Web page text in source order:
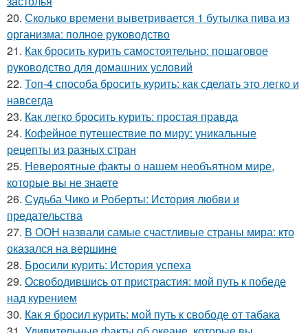
20. Сколько времени выветривается 1 бутылка пива из
организма: полное руководство
21. Как бросить курить самостоятельно: пошаговое
руководство для домашних условий
22. Топ-4 способа бросить курить: как сделать это легко и
навсегда
23. Как легко бросить курить: простая правда
24. Кофейное путешествие по миру: уникальные
рецепты из разных стран
25. Невероятные факты о нашем необъятном мире,
которые вы не знаете
26. Судьба Чико и Роберты: История любви и
предательства
27. В ООН назвали самые счастливые страны мира: кто
оказался на вершине
28. Бросили курить: История успеха
29. Освободившись от пристрастия: мой путь к победе
над курением
30. Как я бросил курить: мой путь к свободе от табака